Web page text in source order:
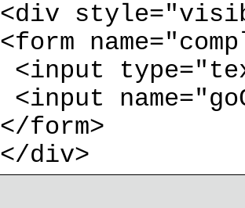
<div
<form
<input
<input
</form>
</div>